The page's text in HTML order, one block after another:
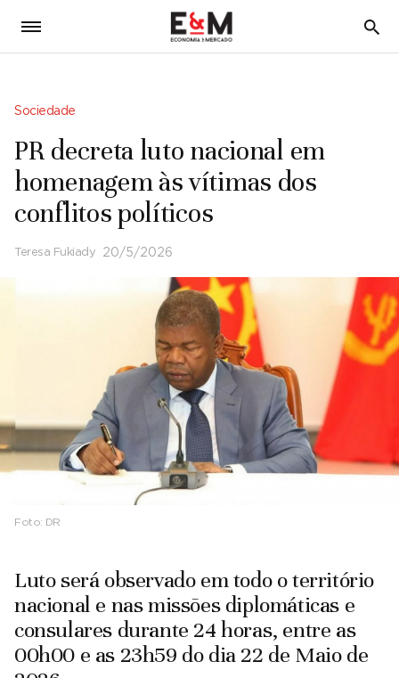
5
Sociedade
PR decreta luto nacional em
homenagem às vítimas dos
conflitos políticos
Teresa Fukiady 20/5/2026
Foto: DR
Luto será observado em todo o território
nacional e nas missões diplomáticas e
consulares durante 24 horas, entre as
00h00 e as 23h59 do dia 22 de Maio de